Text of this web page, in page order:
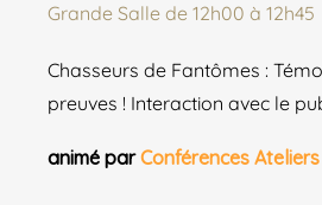
Grande Salle de 12h00 à 12h45
Chasseurs de Fantômes :
preuves ! Interaction avec le
animé parConférences Ateliers